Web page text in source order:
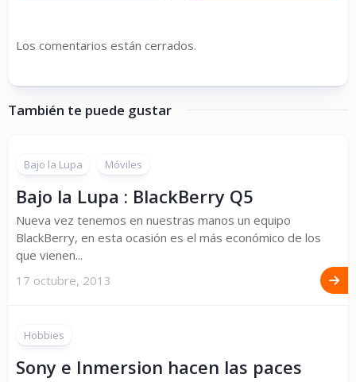
Los comentarios están cerrados.
También te puede gustar
Bajo la Lupa Móviles
Bajo la Lupa : BlackBerry Q5
Nueva vez tenemos en nuestras manos un equipo
BlackBerry, en esta ocasión es el más económico de los
que vienen...
17 octubre, 2013
Hobbies
Sony e Inmersion hacen las paces